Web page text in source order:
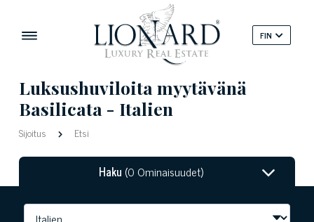
FIN
Luksushuviloita myytävänä
Basilicata - Italien
Sijoitus Etsi
Haku (0 Ominaisuudet)